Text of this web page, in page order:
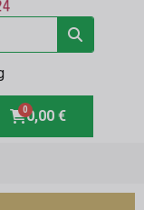
0,00 €